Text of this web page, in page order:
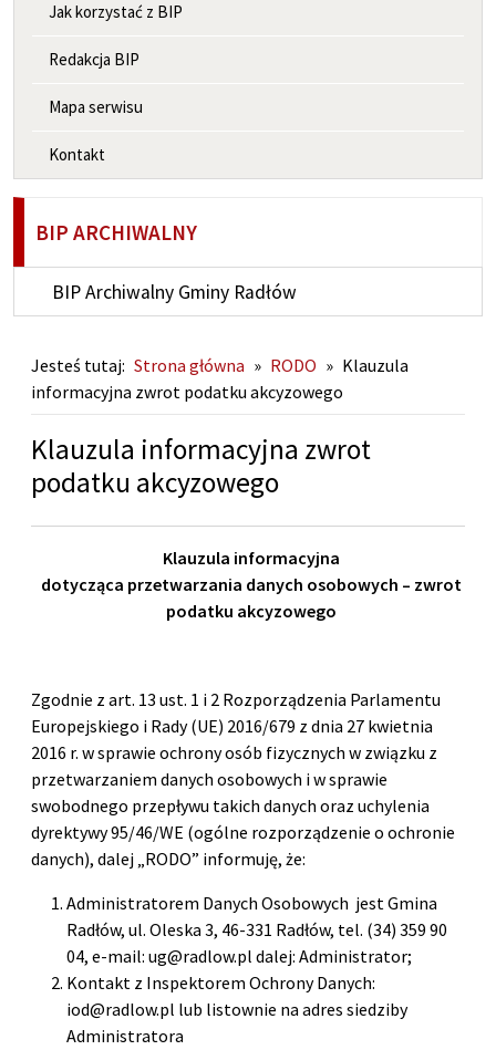
Jak korzystać z BIP
Redakcja BIP
Mapa serwisu
Kontakt
BIP ARCHIWALNY
BIP Archiwalny Gminy Radłów
Jesteś tutaj: Strona główna » RODO » Klauzula
informacyjna zwrot podatku akcyzowego
Klauzula informacyjna zwrot
podatku akcyzowego
Klauzula informacyjna
dotycząca przetwarzania danych osobowych – zwrot
podatku akcyzowego
Zgodnie z art. 13 ust. 1 i 2 Rozporządzenia Parlamentu
Europejskiego i Rady (UE) 2016/679 z dnia 27 kwietnia
2016 r. w sprawie ochrony osób fizycznych w związku z
przetwarzaniem danych osobowych i w sprawie
swobodnego przepływu takich danych oraz uchylenia
dyrektywy 95/46/WE (ogólne rozporządzenie o ochronie
danych), dalej „RODO” informuję, że:
Administratorem Danych Osobowych jest Gmina
Radłów, ul. Oleska 3, 46-331 Radłów, tel. (34) 359 90
04, e-mail: ug@radlow.pl dalej: Administrator;
Kontakt z Inspektorem Ochrony Danych:
iod@radlow.pl lub listownie na adres siedziby
Administratora